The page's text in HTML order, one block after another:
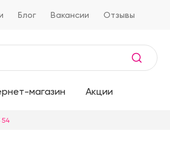
Блог Вакансии Отзывы
магазин Акции